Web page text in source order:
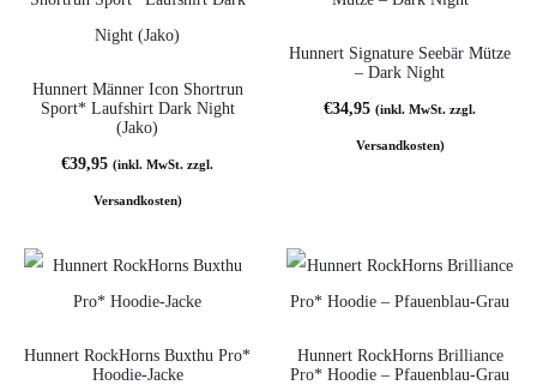
Hunnert Männer Icon Shortrun
Sport* Laufshirt Dark Night
(Jako)
€39,95 (inkl. MwSt. zzgl.
Versandkosten)
Hunnert Signature Seebär Mütze
– Dark Night
€34,95 (inkl. MwSt. zzgl.
Versandkosten)
Hunnert RockHorns Buxthu Pro*
Hoodie-Jacke
Hunnert RockHorns Brilliance
Pro* Hoodie – Pfauenblau-Grau